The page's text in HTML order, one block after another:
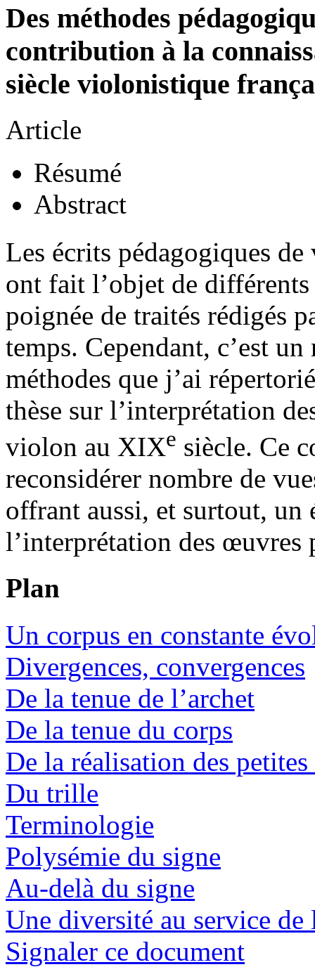
Des méthodes
contribution à la
siècle violonistique
Article
Résumé
Abstract
Les écrits pédagogiques
ont fait l’objet de différents
poignée de traités rédigés
temps. Cependant, c’est
méthodes que j’ai
thèse sur l’interprétation
violon au XIXe siècle. Ce
reconsidérer nombre de
offrant aussi, et surtout, un
l’interprétation des œuvres
Plan
Un corpus en constante
Divergences, convergences
De la tenue de l’archet
De la tenue du corps
De la réalisation des petites
Du trille
Terminologie
Polysémie du signe
Au-delà du signe
Une diversité au service
Signaler ce document